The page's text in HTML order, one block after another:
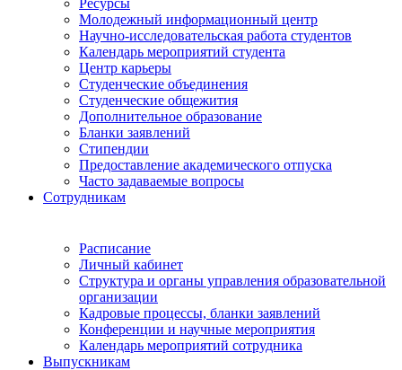
Ресурсы
Молодежный информационный центр
Научно-исследовательская работа студентов
Календарь мероприятий студента
Центр карьеры
Студенческие объединения
Студенческие общежития
Дополнительное образование
Бланки заявлений
Стипендии
Предоставление академического отпуска
Часто задаваемые вопросы
Сотрудникам
Расписание
Личный кабинет
Структура и органы управления образовательной
организации
Кадровые процессы, бланки заявлений
Конференции и научные мероприятия
Календарь мероприятий сотрудника
Выпускникам